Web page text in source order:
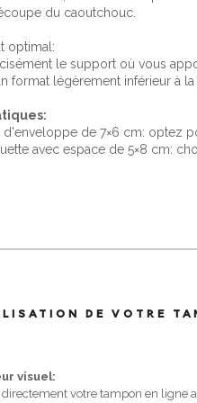
du caoutchouc.
optimal:
le support où vous
format légèrement inférieur à
d'enveloppe de 7×6 cm: optez
avec espace de 5×8 cm:
DE VOTRE
visuel:
directement votre tampon en ligne